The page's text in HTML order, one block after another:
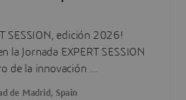
SESSION, edición 2026!
la Jornada EXPERT SESSION
de la innovación ...
de Madrid, Spain